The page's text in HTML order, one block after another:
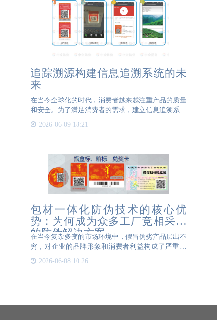
追踪溯源构建信息追溯系统的未
来
在当今全球化的时代，消费者越来越注重产品的质量
和安全。为了满足消费者的需求，建立信息追溯系统
已经成为企业的重要任务。本文将探讨信息追溯系统
的必要性，以及如何构建一个高效的系统。信息追溯
2026-06-09 18:21
包材一体化防伪技术的核心优
势：为何成为众多工厂竞相采纳
的防伪解决方案
在当今复杂多变的市场环境中，假冒伪劣产品层出不
穷，对企业的品牌形象和消费者利益构成了严重威
运而生，并迅速成为众多工厂竞相采纳的防伪解决方
2026-06-08 10:26